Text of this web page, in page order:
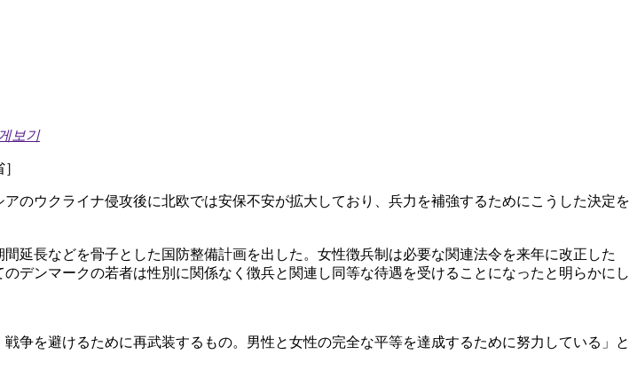
보기
のウクライナ侵攻後に北欧では安保不安が拡大しており、兵力を補強するためにこうした決定を
延長などを骨子とした国防整備計画を出した。女性徴兵制は必要な関連法令を来年に改正した
デンマークの若者は性別に関係なく徴兵と関連し同等な待遇を受けることになったと明らかにし
争を避けるために再武装するもの。男性と女性の完全な平等を達成するために努力している」と